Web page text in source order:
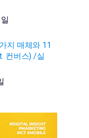
지 매체와 11
컨버스) /실